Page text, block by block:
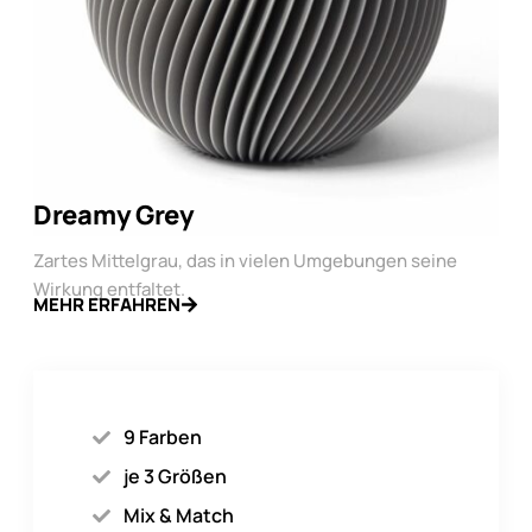
Dreamy Grey
Zartes Mittelgrau, das in vielen Umgebungen seine
Wirkung entfaltet.
MEHR ERFAHREN
9 Farben
je 3 Größen
Mix & Match